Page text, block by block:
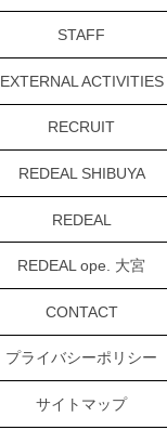
STAFF
EXTERNAL ACTIVITIES
RECRUIT
REDEAL SHIBUYA
REDEAL
REDEAL ope. 大宮
CONTACT
プライバシーポリシー
サイトマップ